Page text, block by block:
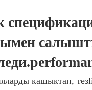
кашыктап,